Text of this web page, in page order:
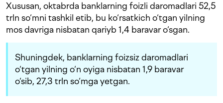
Xususan, oktabrda banklarning foizli daromadlari 52,5
trln so‘mni tashkil etib, bu ko‘rsatkich o‘tgan yilning
mos davriga nisbatan qariyb 1,4 baravar o‘sgan.
Shuningdek, banklarning foizsiz daromadlari
o‘tgan yilning o‘n oyiga nisbatan 1,9 baravar
o‘sib, 27,3 trln so‘mga yetgan.